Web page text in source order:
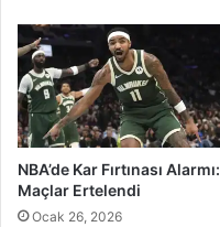
NBA’de Kar Fırtınası Alarmı:
Maçlar Ertelendi
Ocak 26, 2026